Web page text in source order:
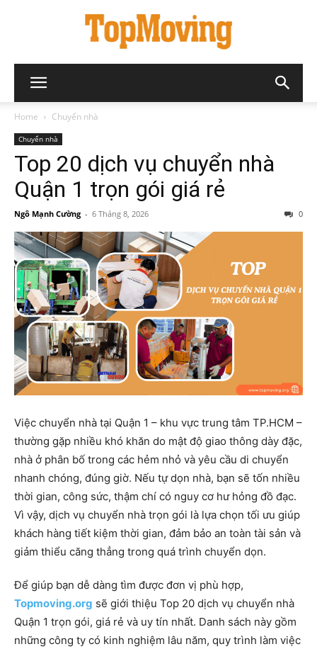
Home Chuyển nhà
Chuyển nhà
Top 20 dịch vụ chuyển nhà
Quận 1 trọn gói giá rẻ
Ngô Mạnh Cường - 6 Tháng 8, 2026 0
Việc chuyển nhà tại Quận 1 – khu vực trung tâm TP.HCM –
thường gặp nhiều khó khăn do mật độ giao thông dày đặc,
nhà ở phân bố trong các hẻm nhỏ và yêu cầu di chuyển
nhanh chóng, đúng giờ. Nếu tự dọn nhà, bạn sẽ tốn nhiều
thời gian, công sức, thậm chí có nguy cơ hư hỏng đồ đạc.
Vì vậy, dịch vụ chuyển nhà trọn gói là lựa chọn tối ưu giúp
khách hàng tiết kiệm thời gian, đảm bảo an toàn tài sản và
giảm thiểu căng thẳng trong quá trình chuyển dọn.
Để giúp bạn dễ dàng tìm được đơn vị phù hợp,
Topmoving.org sẽ giới thiệu Top 20 dịch vụ chuyển nhà
Quận 1 trọn gói, giá rẻ và uy tín nhất. Danh sách này gồm
những công ty có kinh nghiệm lâu năm, quy trình làm việc